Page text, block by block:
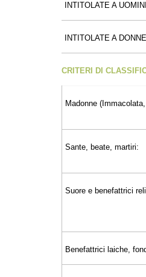
INTITOLATE A
INTITOLATE A
CRITERI DI
Madonne
Sante, beate, martiri:
Suore e benefattrici
Benefattrici laiche,